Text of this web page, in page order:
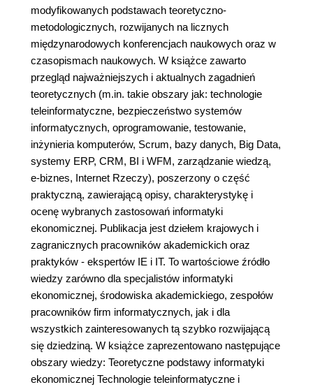
modyfikowanych podstawach teoretyczno-
metodologicznych, rozwijanych na licznych
międzynarodowych konferencjach naukowych oraz w
czasopismach naukowych. W książce zawarto
przegląd najważniejszych i aktualnych zagadnień
teoretycznych (m.in. takie obszary jak: technologie
teleinformatyczne, bezpieczeństwo systemów
informatycznych, oprogramowanie, testowanie,
inżynieria komputerów, Scrum, bazy danych, Big Data,
systemy ERP, CRM, BI i WFM, zarządzanie wiedzą,
e-biznes, Internet Rzeczy), poszerzony o część
praktyczną, zawierającą opisy, charakterystykę i
ocenę wybranych zastosowań informatyki
ekonomicznej. Publikacja jest dziełem krajowych i
zagranicznych pracowników akademickich oraz
praktyków - ekspertów IE i IT. To wartościowe źródło
wiedzy zarówno dla specjalistów informatyki
ekonomicznej, środowiska akademickiego, zespołów
pracowników firm informatycznych, jak i dla
wszystkich zainteresowanych tą szybko rozwijającą
się dziedziną. W książce zaprezentowano następujące
obszary wiedzy: Teoretyczne podstawy informatyki
ekonomicznej Technologie teleinformatyczne i